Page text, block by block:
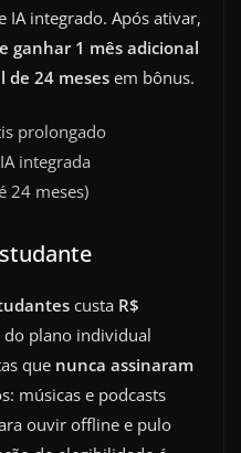
IA integrado. Após ativar,
ganhar 1 mês adicional
de 24 mesesem bônus.
prolongado
integrada
24 meses)
custa R$
do plano individual
que nunca assinaram
músicas e podcasts
ouvir offline e pulo